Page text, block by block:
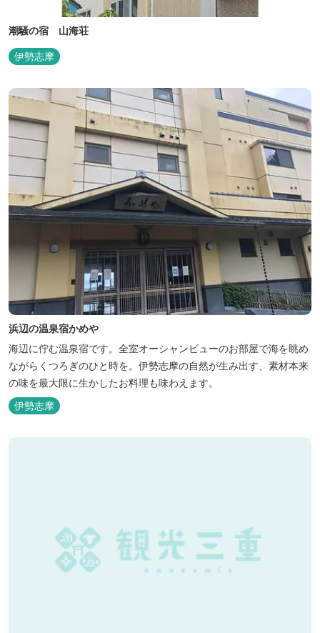
潮騒の宿 山海荘
伊勢志摩
浜辺の温泉宿かめや
海辺に佇む温泉宿です。全室オーシャンビューのお部屋で海を眺め
ながらくつろぎのひと時を。伊勢志摩の自然が生み出す、素材本来
の味を最大限に生かしたお料理も味わえます。
伊勢志摩